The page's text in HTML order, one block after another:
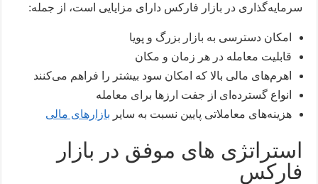
سرمایه‌گذاری در بازار فارکس دارای مزایایی است، از جمله:
امکان دسترسی به بازار بزرگ و پویا
قابلیت معامله در هر زمان و مکان
اهرم‌های مالی بالا که امکان سود بیشتر را فراهم می‌کنند
انواع گسترده‌ای از جفت ارزها برای معامله
هزینه‌های معاملاتی پایین نسبت به سایر بازارهای مالی
استراتژی های موفق در بازار
فارکس